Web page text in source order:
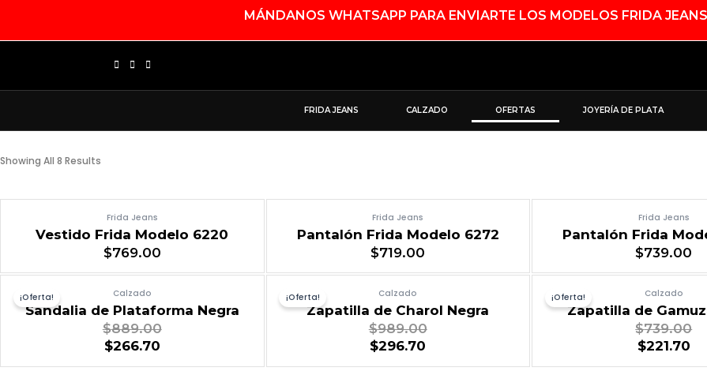
Contenido
MÁNDANOS WHATSAPP PARA ENVIARTE LOS MODELOS FRIDA
F
B
I
A
M
T
O
FRIDA JEANS CALZADO OFERTAS JOYERÍA DE PLATA
Showing All 8 Results
Frida Jeans
Vestido Frida Modelo 6220
$769.00
Frida Jeans
Pantalón Frida Modelo 6272
$719.00
Frida Jeans
Pantalón Frida
$739.00
¡Oferta! Calzado
Sandalia de Plataforma Negra
$889.00
$266.70
¡Oferta! Calzado
Zapatilla de Charol Negra
$989.00
$296.70
¡Oferta! Calzado
Zapatilla de
$739.00
$221.70